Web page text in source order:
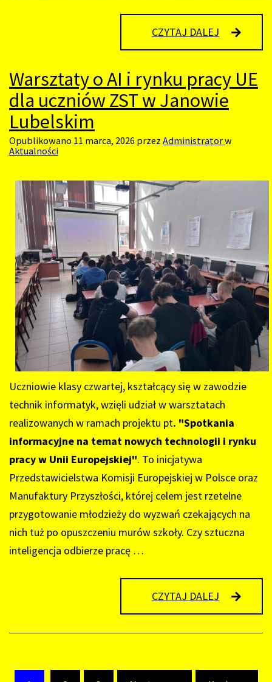
CZYTAJ DALEJ DNI
POWIATU
Warsztaty o AI i rynku pracy UE
dla uczniów ZST w Janowie
Lubelskim
Opublikowano 11 marca, 2026 przez Administratorw
Aktualności
Uczniowie klasy czwartej, kształcący się w zawodzie
technik informatyk, wzięli udział w warsztatach
realizowanych w ramach projektu pt. "Spotkania
informacyjne na temat nowych technologii i rynku
pracy w Unii Europejskiej". To inicjatywa
Przedstawicielstwa Komisji Europejskiej w Polsce oraz
Manufaktury Przyszłości, której celem jest rzetelne
przygotowanie młodzieży do wyzwań czekających na
nich tuż po opuszczeniu murów szkoły. Czy sztuczna
inteligencja odbierze pracę …
CZYTAJ DALEJ
I
UE